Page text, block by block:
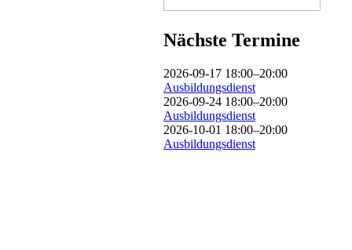
Nächste Termine
2026-09-17 18:00–20:00
Ausbildungsdienst
2026-09-24 18:00–20:00
Ausbildungsdienst
2026-10-01 18:00–20:00
Ausbildungsdienst